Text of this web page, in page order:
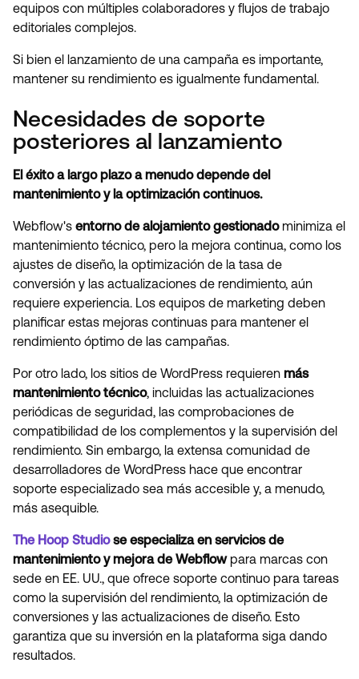
equipos con múltiples colaboradores y flujos de trabajo
editoriales complejos.
Si bien el lanzamiento de una campaña es importante,
mantener su rendimiento es igualmente fundamental.
Necesidades de soporte
posteriores al lanzamiento
El éxito a largo plazo a menudo depende del
mantenimiento y la optimización continuos.
Webflow's entorno de alojamiento gestionadominimiza el
mantenimiento técnico, pero la mejora continua, como los
ajustes de diseño, la optimización de la tasa de
conversión y las actualizaciones de rendimiento, aún
requiere experiencia. Los equipos de marketing deben
planificar estas mejoras continuas para mantener el
rendimiento óptimo de las campañas.
Por otro lado, los sitios de WordPress requieren más
mantenimiento técnico, incluidas las actualizaciones
periódicas de seguridad, las comprobaciones de
compatibilidad de los complementos y la supervisión del
rendimiento. Sin embargo, la extensa comunidad de
desarrolladores de WordPress hace que encontrar
soporte especializado sea más accesible y, a menudo,
más asequible.
The Hoop Studio se especializa en servicios de
mantenimiento y mejora de Webflowpara marcas con
sede en EE. UU., que ofrece soporte continuo para tareas
como la supervisión del rendimiento, la optimización de
conversiones y las actualizaciones de diseño. Esto
garantiza que su inversión en la plataforma siga dando
resultados.